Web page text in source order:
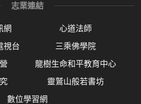
志業連結
網 心道法師
視台 三乘佛學院
龍樹生命和平教育中心
靈鷲山般若書坊
數位學習網